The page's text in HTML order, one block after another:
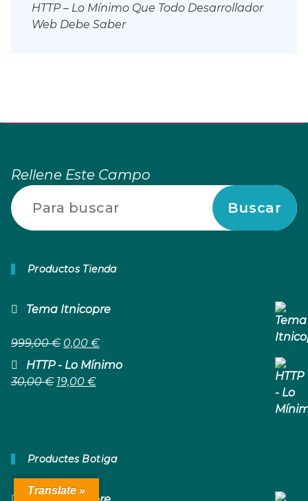
HTTP – Lo Mínimo Que Todo Desarrollador
Web Debe Saber
Rellene Este Campo
Buscar
Productos Tienda
Tema Itnicopre
999,00€ El
Precio
Original
Era:
0,00 €El
Precio
HTTP - Lo Mínimo
30,00€ El
19,00 €El
Productes Botiga
Translate »